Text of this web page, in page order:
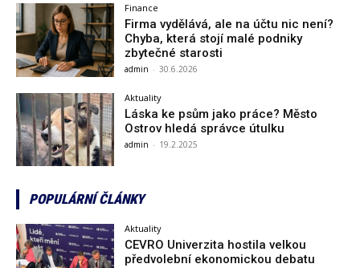
Finance
Firma vydělává, ale na účtu nic není?
Chyba, která stojí malé podniky
zbytečné starosti
admin - 30.6.2026
Aktuality
Láska ke psům jako práce? Město
Ostrov hledá správce útulku
admin - 19.2.2025
POPULÁRNÍ ČLÁNKY
Aktuality
CEVRO Univerzita hostila velkou
předvolební ekonomickou debatu